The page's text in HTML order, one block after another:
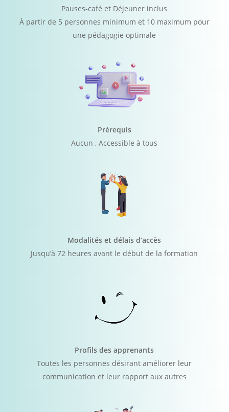
Pauses-café et Déjeuner inclus
À partir de 5 personnes minimum et 10 maximum pour
une pédagogie optimale
Prérequis
Aucun , Accessible à tous
Modalités et délais d’accès
Jusqu’à 72 heures avant le début de la formation
Profils des apprenants
Toutes les personnes désirant améliorer leur
communication et leur rapport aux autres